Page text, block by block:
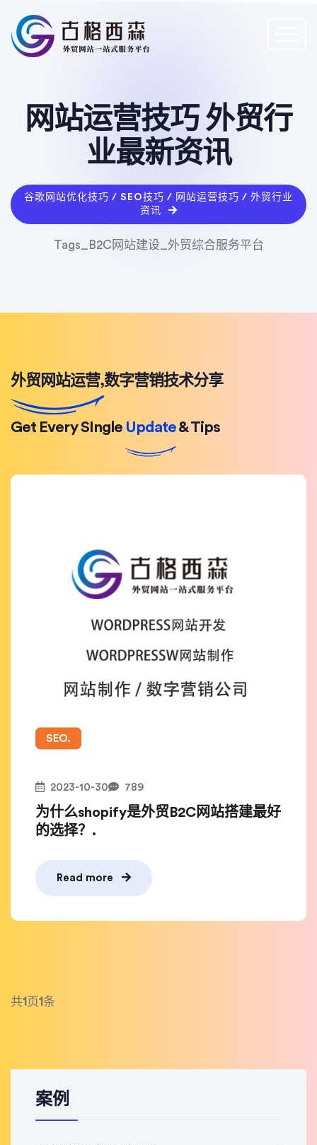
网站运营技巧 外贸行
业最新资讯
谷歌网站优化技巧 / SEO技巧 / 网站运营技巧 / 外贸行业
资讯
Tags_B2C网站建设_外贸综合服务平台
外贸网站运营,数字营销技术分享
Get Every SIngle Update& Tips
SEO.
2023-10-30 789
为什么shopify是外贸B2C网站搭建最好
的选择？.
Read more
共1 页1条
案例